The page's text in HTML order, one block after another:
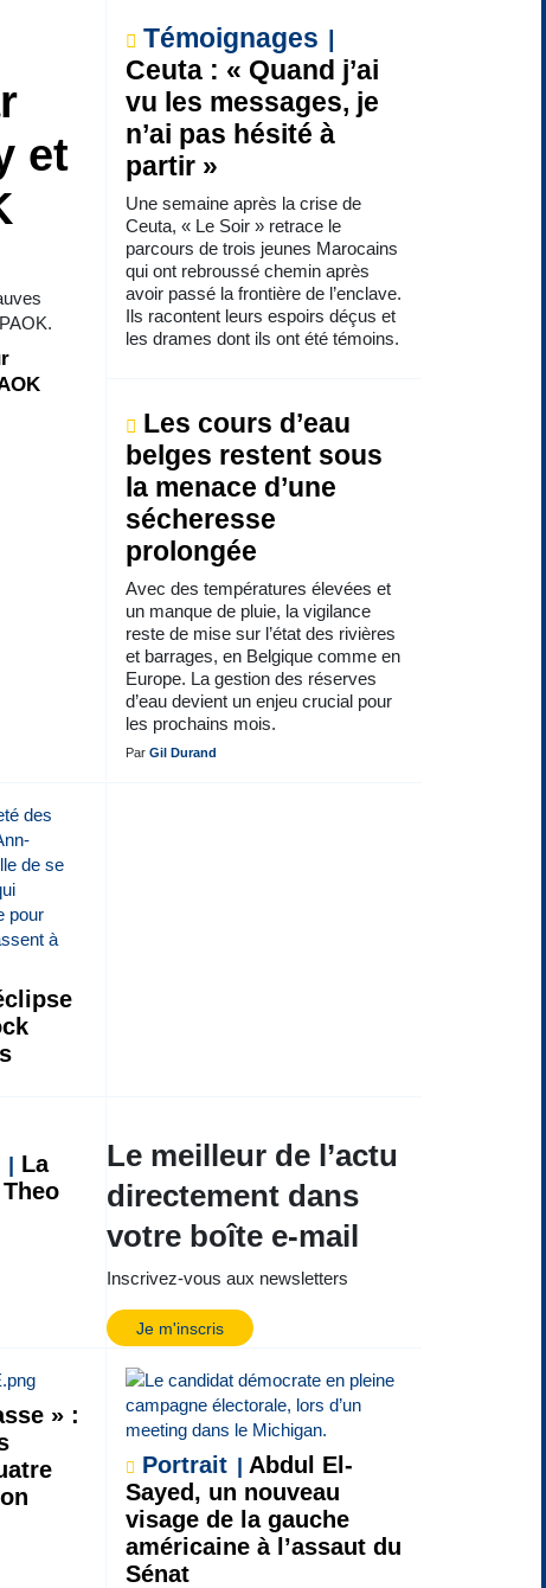
et
Témoignages
Ceuta : « Quand j’ai
vu les messages, je
n’ai pas hésité à
partir »
Une semaine après la crise de
Ceuta, « Le Soir » retrace le
parcours de trois jeunes Marocains
qui ont rebroussé chemin après
avoir passé la frontière de l’enclave.
Ils racontent leurs espoirs déçus et
les drames dont ils ont été témoins.
Les cours d’eau
belges restent sous
la menace d’une
sécheresse
prolongée
Avec des températures élevées et
un manque de pluie, la vigilance
reste de mise sur l’état des rivières
et barrages, en Belgique comme en
Europe. La gestion des réserves
d’eau devient un enjeu crucial pour
les prochains mois.
Par Gil Durand
La
Le meilleur de l’actu
directement dans
votre boîte e-mail
Inscrivez-vous aux newsletters
Je m'inscris
» :
Portrait
Abdul El-
Sayed, un nouveau
visage de la gauche
américaine à l’assaut du
Sénat